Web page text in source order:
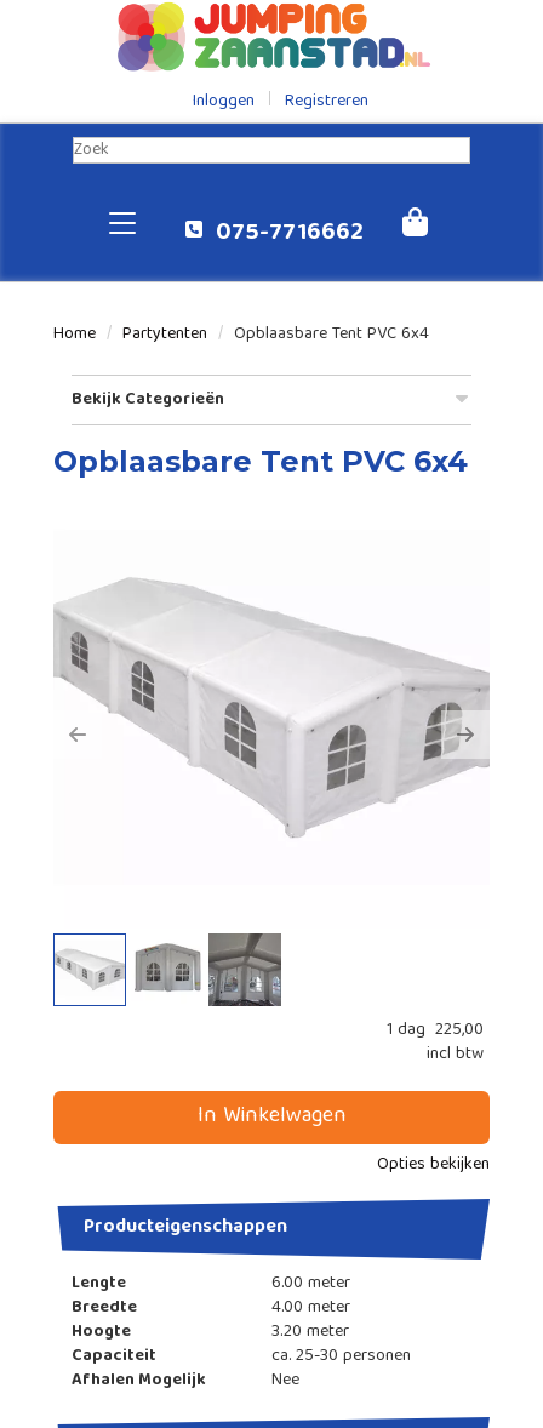
Inloggen Registreren
075-7716662
Home Partytenten Opblaasbare Tent PVC 6x4
Bekijk Categorieën
Opblaasbare Tent PVC 6x4
Previous Next
1 dag 225,00
incl btw
In Winkelwagen
Opties bekijken
Producteigenschappen
Lengte
6.00 meter
Breedte
4.00 meter
Hoogte
3.20 meter
Capaciteit
ca. 25-30 personen
Afhalen Mogelijk
Nee